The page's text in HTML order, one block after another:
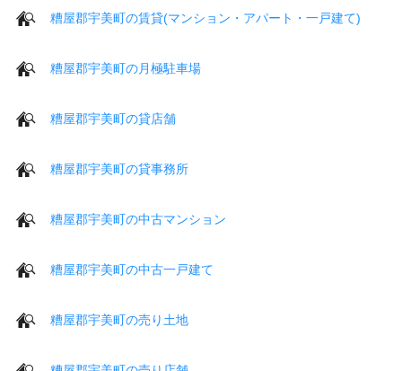
糟屋郡宇美町の賃貸(マンション・アパート・一戸建て)
糟屋郡宇美町の月極駐車場
糟屋郡宇美町の貸店舗
糟屋郡宇美町の貸事務所
糟屋郡宇美町の中古マンション
糟屋郡宇美町の中古一戸建て
糟屋郡宇美町の売り土地